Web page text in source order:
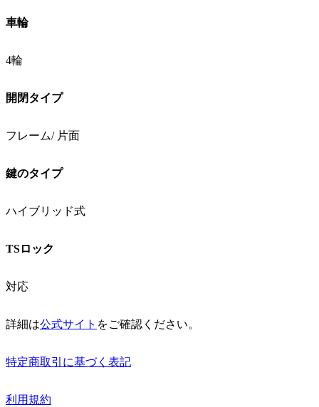
車輪
4輪
開閉タイプ
フレーム/ 片面
鍵のタイプ
ハイブリッド式
TSロック
対応
詳細は公式サイト をご確認ください。
特定商取引に基づく表記
利用規約